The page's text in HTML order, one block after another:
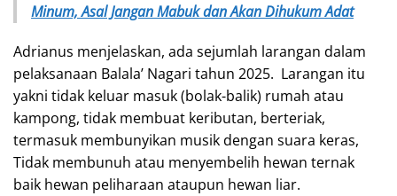
Minum, Asal Jangan Mabuk dan Akan Dihukum Adat
Adrianus menjelaskan, ada sejumlah larangan dalam
pelaksanaan Balala’ Nagari tahun 2025. Larangan itu
yakni tidak keluar masuk (bolak-balik) rumah atau
kampong, tidak membuat keributan, berteriak,
termasuk membunyikan musik dengan suara keras,
Tidak membunuh atau menyembelih hewan ternak
baik hewan peliharaan ataupun hewan liar.